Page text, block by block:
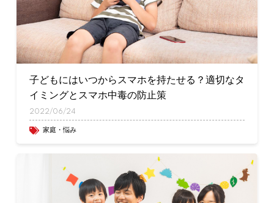
子どもにはいつからスマホを持たせる？適切なタ
イミングとスマホ中毒の防止策
2022/06/24
家庭・悩み